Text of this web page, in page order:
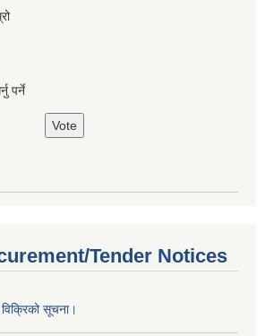
पर्ने
Tender Notices
सूचना।